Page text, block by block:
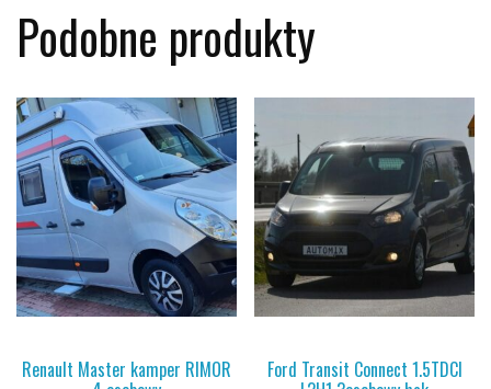
Podobne produkty
Renault Master kamper RIMOR Ford Transit Connect 1.5TDCI